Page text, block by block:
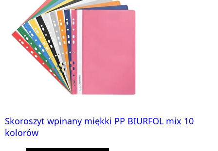
Skoroszyt wpinany miękki PP BIURFOL mix 10
kolorów